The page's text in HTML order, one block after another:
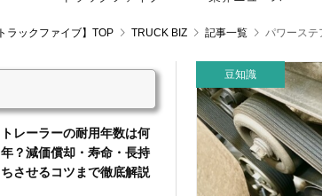
TRUCK BIZ 記事一覧 パワーステ
豆知識
トレーラーの耐用年数は何
年？減価償却・寿命・長持
ちさせるコツまで徹底解説